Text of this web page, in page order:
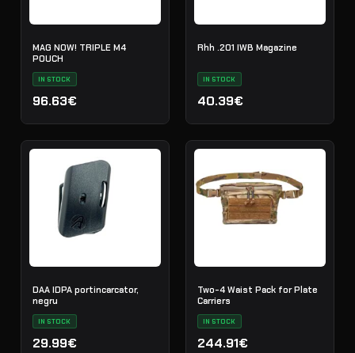
MAG NOW! TRIPLE M4
POUCH
IN STOCK
96.63€
Rhh .201 IWB Magazine
IN STOCK
40.39€
DAA IDPA portincarcator,
negru
IN STOCK
29.99€
Two-4 Waist Pack for Plate
Carriers
IN STOCK
244.91€